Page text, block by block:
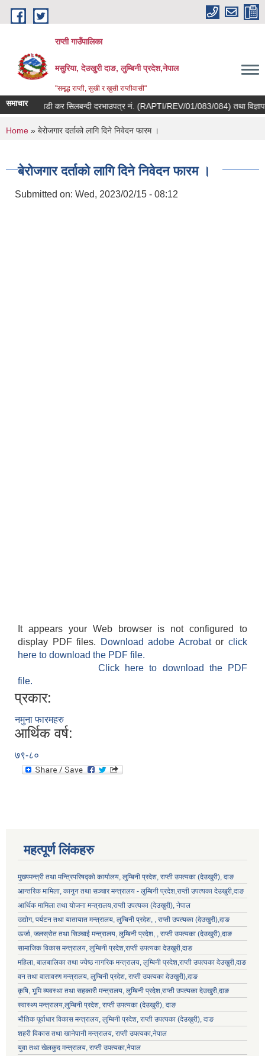
Skip to main content
राप्ती गाउँपालिका
मसुरिया, देउखुरी दाङ, लुम्बिनी प्रदेश,नेपाल
"समृद्ध राप्ती, सुखी र खुसी राप्तीवासी"
समाचारकवाडी कर सिलबन्दी दरभाउपत्र नं. (RAPTI/REV/01/083/084) तथा
You are here
Home » बेरोजगार दर्ताको लागि दिने निवेदन फारम ।
बेरोजगार दर्ताको लागि दिने निवेदन फारम ।
Submitted on: Wed, 2023/02/15 - 08:12
It appears your Web browser is not configured to
display PDF files.
Download adobe Acrobatorclick
here to download the PDF file.
Click here to download the PDF
file.
प्रकार:
नमुना फारमहरु
आर्थिक वर्ष:
७९-८०
महत्पूर्ण लिंकहरु
मुख्यमन्त्री तथा मन्त्रिपरिषद्को कार्यालय, लुम्बिनी प्रदेश, राप्ती उपत्यका (देउखुरी), दाङ
आन्तरिक मामिला, कानुन तथा सञ्चार मन्त्रालय - लुम्बिनी प्रदेश,राप्ती उपत्यका देउखुरी,दाङ
आर्थिक मामिला तथा योजना मन्त्रालय,राप्ती उपत्यका (देउखुरी), नेपाल
उद्योग, पर्यटन तथा यातायात मन्त्रालय, लुम्बिनी प्रदेश, , राप्ती उपत्यका (देउखुरी),दाङ
ऊर्जा, जलस्रोत तथा सिञ्चाई मन्त्रालय, लुम्बिनी प्रदेश, , राप्ती उपत्यका (देउखुरी),दाङ
सामाजिक विकास मन्‍‍त्रालय, लुम्बिनी प्रदेश,राप्ती उपत्यका देउखुरी,दाङ
महिला, बालबालिका तथा ज्येष्ठ नागरिक मन्त्रालय, लुम्बिनी प्रदेश,राप्ती उपत्यका देउखुरी,दाङ
वन तथा वातावरण मन्त्रालय, लुम्बिनी प्रदेश, राप्ती उपत्यका देउखुरी),दाङ
कृषि, भूमि व्यवस्था तथा सहकारी मन्त्रालय, लुम्बिनी प्रदेश,राप्ती उपत्यका देउखुरी,दाङ
स्वास्थ्य मन्त्रालय,लुम्बिनी प्रदेश, राप्ती उपत्यका (देउखुरी), दाङ
भौतिक पूर्वाधार विकास मन्त्रालय, लुम्बिनी प्रदेश, राप्ती उपत्यका (देउखुरी), दाङ
शहरी विकास तथा खानेपानी मन्त्रालय, राप्ती उपत्यका,नेपाल
युवा तथा खेलकुद मन्त्रालय, राप्ती उपत्यका,नेपाल